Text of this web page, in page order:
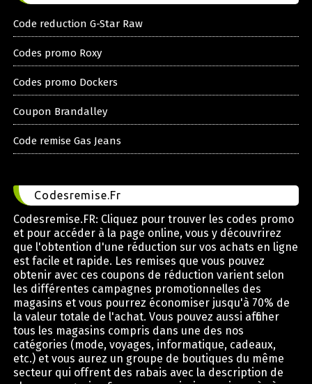
Code reduction G-Star Raw
Codes promo Roxy
Codes promo Dockers
Coupon Brandalley
Code remise Gas Jeans
Codesremise.Fr
Codesremise.FR: Cliquez pour trouver les codes promo
et pour accéder à la page online, vous y découvrirez
que l'obtention d'une réduction sur vos achats en ligne
est facile et rapide. Les remises que vous pouvez
obtenir avec ces coupons de réduction varient selon
les différentes campagnes promotionnelles des
magasins et vous pourrez économiser jusqu'à 70% de
la valeur totale de l'achat. Vous pouvez aussi afficher
tous les magasins compris dans une des nos
catégories (mode, voyages, informatique, cadeaux,
etc.) et vous aurez un groupe de boutiques du même
secteur qui offrent des rabais avec la description de